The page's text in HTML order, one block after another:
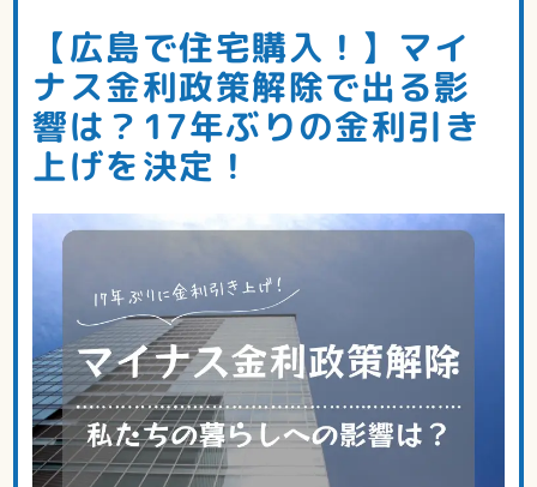
【広島で住宅購入！】マイ
ナス金利政策解除で出る影
響は？17年ぶりの金利引き
上げを決定！